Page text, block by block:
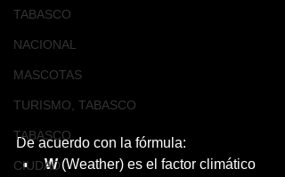
TABASCO
NACIONAL
MASCOTAS
TURISMO, TABASCO
TABASCO
CIUDAD
De acuerdo con la fórmula:
W (Weather) es el factor climático